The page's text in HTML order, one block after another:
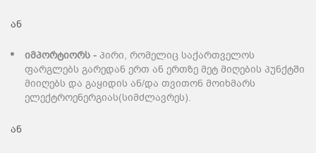
ან
იმპორტიორს - პირი, რომელიც საქართველოს
ფარგლებს გარედან ერთ ან ერთზე მეტ მიღების პუნქტში
მიიღებს და გაყიდის ან/და თვითონ მოიხმარს
ელექტროენერგიას(სიმძლავრეს).
ან